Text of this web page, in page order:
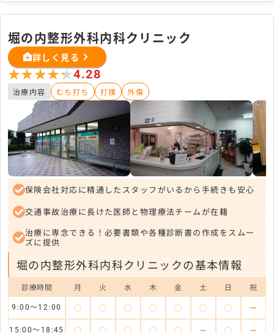
堀の内整形外科内科クリニック
詳しく見る
★★★★★
★★★★★4.28
治療内容 むち打ち 打撲 外傷
保険会社対応に精通したスタッフがいるから手続きも安心
交通事故治療に長けた医師と物理療法チームが在籍
治療に専念できる！必要書類や各種診断書の作成をスムー
ズに提供
堀の内整形外科内科クリニックの基本情報
診療時間 月 火 水 木 金 土 日 祝
9:00～12:00 ◯ ◯ ◯ ◯ ◯ ◯ ◯ ー
15:00～18:45 ◯ ◯ ◯ ◯ ◯ ー ◯ ー